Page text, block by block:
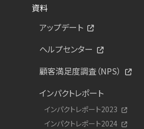
資料
アップデート
ヘルプセンター
顧客満足度調査（NPS）
インパクトレポート
インパクトレポート2023
インパクトレポート2024